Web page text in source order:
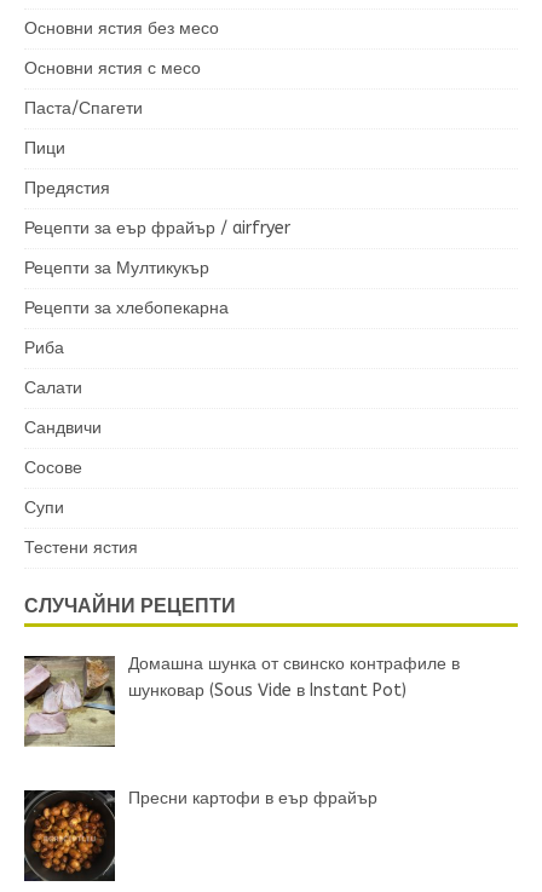
Основни ястия без месо
Основни ястия с месо
Паста/Спагети
Пици
Предястия
Рецепти за еър фрайър / airfryer
Рецепти за Мултикукър
Рецепти за хлебопекарна
Риба
Салати
Сандвичи
Сосове
Супи
Тестени ястия
СЛУЧАЙНИ РЕЦЕПТИ
Домашна шунка от свинско контрафиле в
шунковар (Sous Vide в Instant Pot)
Пресни картофи в еър фрайър